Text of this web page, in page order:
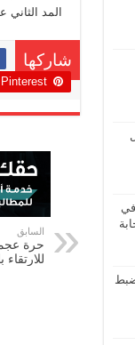
المد الثاني عند الساعة 20:14 و الجزر الأول
شاركها
Pinterest
السابق
حرة
في